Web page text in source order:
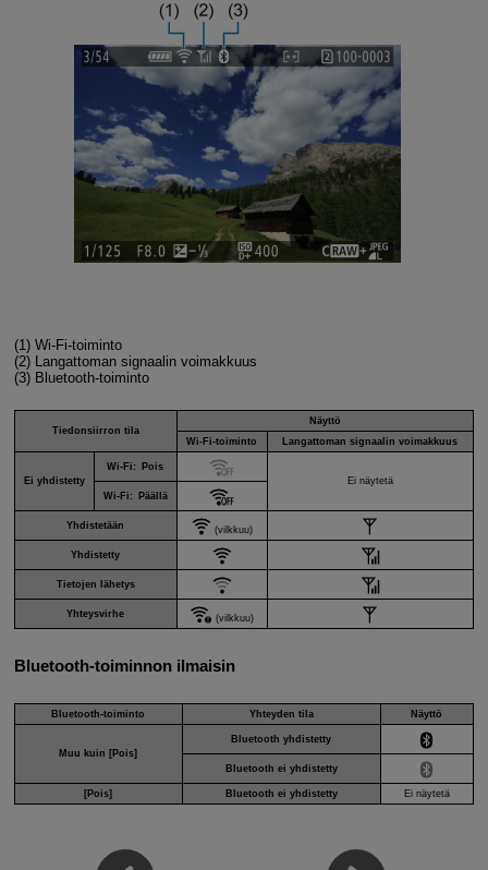
(1) Wi-Fi-toiminto
(2)Langattoman signaalin voimakkuus
(3)Bluetooth-toiminto
Tiedonsiirron tila
Näyttö
Wi-Fi-toiminto Langattoman signaalin voimakkuus
Ei yhdistetty
Wi-Fi : Pois
Ei näytetä
Wi-Fi : Päällä
Yhdistetään (vilkkuu)
Yhdistetty
Tietojen lähetys
Yhteysvirhe (vilkkuu)
Bluetooth-toiminnon ilmaisin
Bluetooth-toiminto Yhteyden tila Näyttö
Muu kuin [ Pois]
Bluetooth yhdistetty
Bluetooth ei yhdistetty
[ Pois] Bluetooth ei yhdistetty Ei näytetä